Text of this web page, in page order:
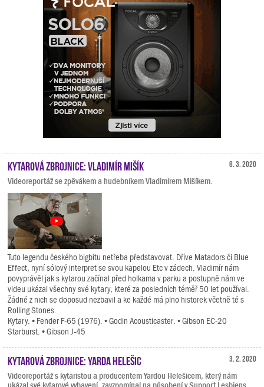
6. 3. 2020
Kytarová zbrojnice: Vladimír Mišík
Videoreportáž se zpěvákem a hudebníkem Vladimírem Mišíkem.
Tuto legendu českého bigbítu netřeba představovat. Dříve Matadors či Blue
Effect, nyní sólový interpret se svou kapelou Etc v zádech. Vladimír nám
povyprávěl jak s kytarou začínal před holkama v parku a postupně nám ve
videu ukázal všechny své kytary, které za posledních téměř 50 let používal.
Žádné z nich se doposud nezbavil a ke každé má plno historek včetně té s
Rolling Stones.
Kytary. • Fender F-65 (1976). • Godin Acousticaster. • Gibson EC-20
Starburst. • Gibson J-45
3. 2. 2020
Kytarová zbrojnice: Yarda Helešic
Videoreportáž s kytaristou a producentem Yardou Helešicem, který nám
ukázal své kytarové vybavení, zavzpomínal na působení v Support Lesbiens,